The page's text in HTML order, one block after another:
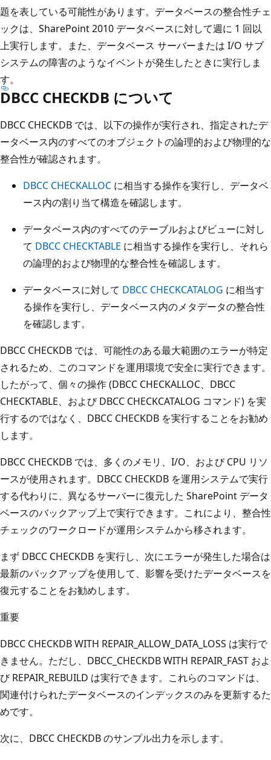
題を表している可能性があります。データベースの整合性チェ
ックは、SharePoint 2010 データベースに対して週に 1 回以
上実行します。また、データベース サーバーまたは I/O サブ
システムの障害のようなイベントが発生したときに実行しま
す。
DBCC CHECKDB について
DBCC CHECKDB では、以下の操作が実行され、指定されたデ
ータベース内のすべてのオブジェクトの論理的および物理的な
整合性が確認されます。
DBCC CHECKALLOC に相当する操作を実行し、データベ
ース内の割り当て構造を確認します。
データベース内のすべてのテーブルおよびビューに対し
て DBCC CHECKTABLE に相当する操作を実行し、それら
の論理的および物理的な整合性を確認します。
データベースに対して DBCC CHECKCATALOG に相当す
る操作を実行し、データベース内のメタデータの整合性
を確認します。
DBCC CHECKDB では、可能性のある最大範囲のエラーが特定
されるため、このコマンドを運用環境で安全に実行できます。
したがって、個々の操作 (DBCC CHECKALLOC、DBCC
CHECKTABLE、および DBCC CHECKCATALOG コマンド) を実
行するのではなく、DBCC CHECKDB を実行することをお勧め
します。
DBCC CHECKDB では、多くのメモリ、I/O、および CPU リソ
ースが使用されます。DBCC CHECKDB を運用システムで実行
する代わりに、異なるサーバーに復元した SharePoint データ
ベースのバックアップ上で実行できます。これにより、整合性
チェックのワークロードが運用システムから移されます。
まず DBCC CHECKDB を実行し、次にエラーが発生した場合は
最新のバックアップを使用して、影響を受けたデータベースを
復元することをお勧めします。
重要
DBCC CHECKDB WITH REPAIR_ALLOW_DATA_LOSS は実行で
きません。ただし、DBCC_CHECKDB WITH REPAIR_FAST およ
び REPAIR_REBUILD は実行できます。これらのコマンドは、
関連付けられたデータベースのインデックスのみを更新するた
めです。
次に、DBCC CHECKDB のサンプル出力を示します。